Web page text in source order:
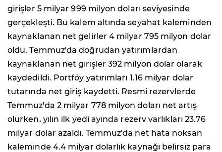
girişler 5 milyar 999 milyon doları seviyesinde
gerçekleşti. Bu kalem altında seyahat kaleminden
kaynaklanan net gelirler 4 milyar 795 milyon dolar
oldu. Temmuz'da doğrudan yatırımlardan
kaynaklanan net girişler 392 milyon dolar olarak
kaydedildi. Portföy yatırımları 1.16 milyar dolar
tutarında net giriş kaydetti. Resmi rezervlerde
Temmuz'da 2 milyar 778 milyon doları net artış
olurken, yılın ilk yedi ayında rezerv varlıkları 23.76
milyar dolar azaldı. Temmuz'da net hata noksan
kaleminde 4.4 milyar dolarlık kaynağı belirsiz para